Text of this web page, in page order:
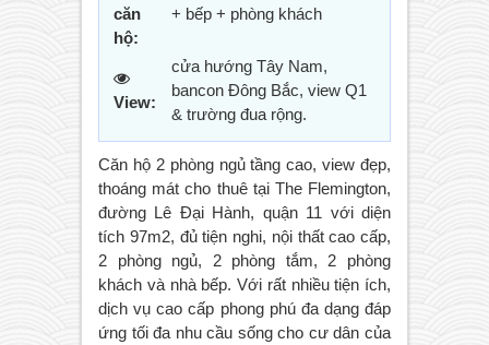
căn
hộ:
+ bếp + phòng khách
View:
cửa hướng Tây Nam,
bancon Đông Bắc, view Q1
& trường đua rộng.
Căn hộ 2 phòng ngủ tầng cao, view đẹp,
thoáng mát cho thuê tại The Flemington,
đường Lê Đại Hành, quận 11 với diện
tích 97m2, đủ tiện nghi, nội thất cao cấp,
2 phòng ngủ, 2 phòng tắm, 2 phòng
khách và nhà bếp. Với rất nhiều tiện ích,
dịch vụ cao cấp phong phú đa dạng đáp
ứng tối đa nhu cầu sống cho cư dân của